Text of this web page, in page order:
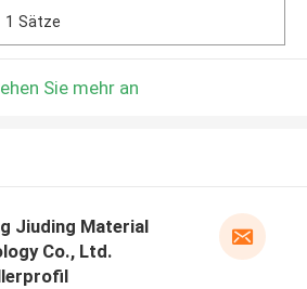
1 Sätze
Sie mehr an
Jiuding Material
Co., Ltd.